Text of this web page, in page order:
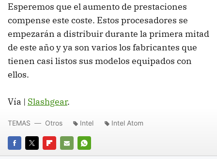
Esperemos que el aumento de prestaciones
compense este coste. Estos procesadores se
empezarán a distribuir durante la primera mitad
de este año y ya son varios los fabricantes que
tienen casi listos sus modelos equipados con
ellos.
Vía | Slashgear.
FACEBOOK
TWITTERFLIPBOARD
E-
WHATSAPP
TEMAS Otros Intel Intel Atom